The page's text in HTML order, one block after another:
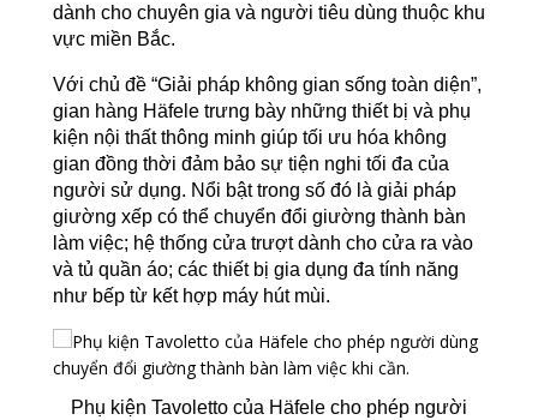
dành cho chuyên gia và người tiêu dùng thuộc khu
vực miền Bắc.
Với chủ đề “Giải pháp không gian sống toàn diện”,
gian hàng Häfele trưng bày những thiết bị và phụ
kiện nội thất thông minh giúp tối ưu hóa không
gian đồng thời đảm bảo sự tiện nghi tối đa của
người sử dụng. Nổi bật trong số đó là giải pháp
giường xếp có thể chuyển đổi giường thành bàn
làm việc; hệ thống cửa trượt dành cho cửa ra vào
và tủ quần áo; các thiết bị gia dụng đa tính năng
như bếp từ kết hợp máy hút mùi.
Phụ kiện Tavoletto của Häfele cho phép người